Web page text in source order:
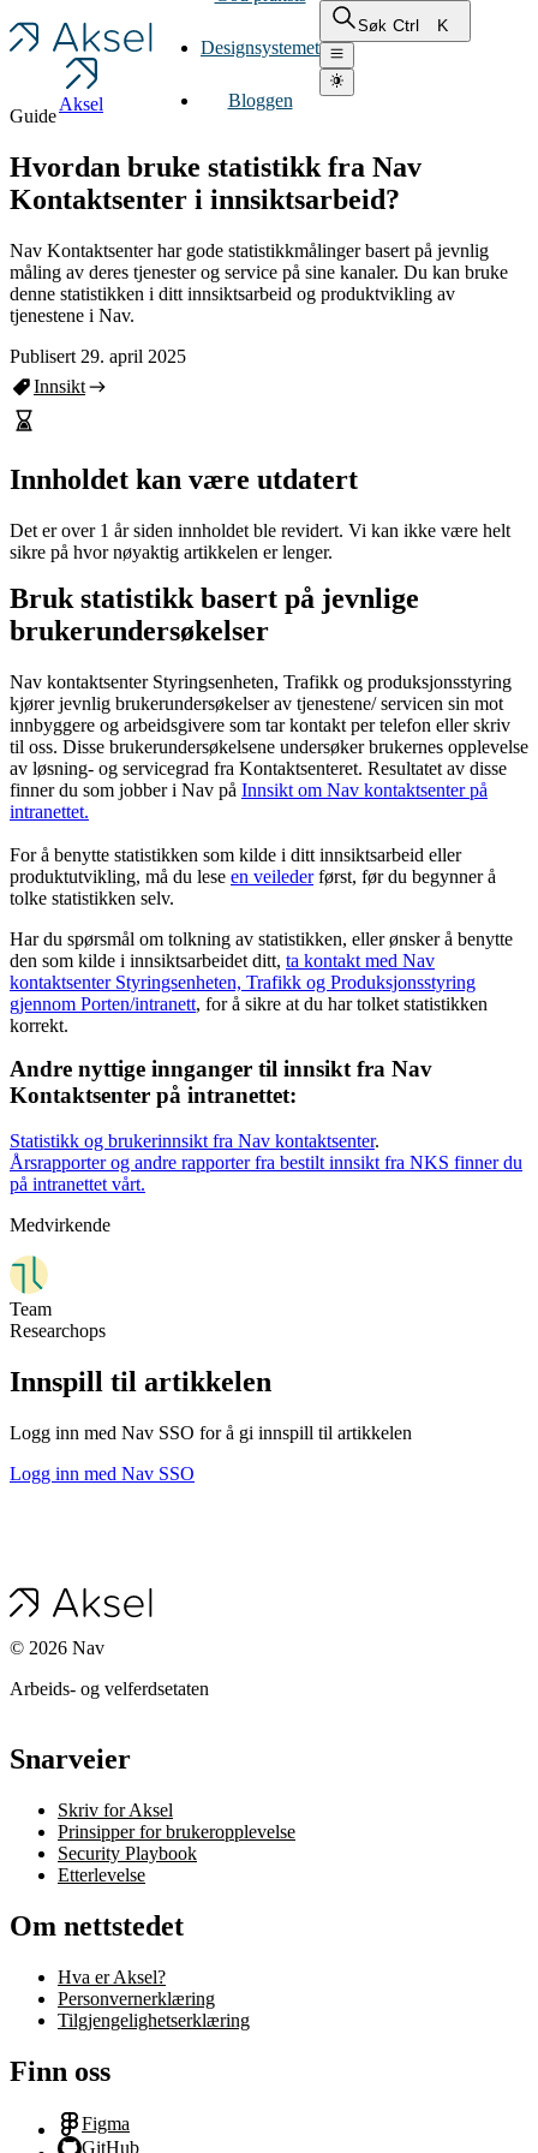
Aksel
Designsystemet
Bloggen
Søk Ctrl K
Guide
Hvordan bruke statistikk fra Nav
Kontaktsenter i innsiktsarbeid?
Nav Kontaktsenter har gode statistikkmålinger basert på jevnlig
måling av deres tjenester og service på sine kanaler. Du kan bruke
denne statistikken i ditt innsiktsarbeid og produktvikling av
tjenestene i Nav.
Publisert 29. april 2025
Innsikt
Innholdet kan være utdatert
Det er over 1 år siden innholdet ble revidert. Vi kan ikke være helt
sikre på hvor nøyaktig artikkelen er lenger.
Bruk statistikk basert på jevnlige
brukerundersøkelser
Nav kontaktsenter Styringsenheten, Trafikk og produksjonsstyring
kjører jevnlig brukerundersøkelser av tjenestene/ servicen sin mot
innbyggere og arbeidsgivere som tar kontakt per telefon eller skriv
til oss. Disse brukerundersøkelsene undersøker brukernes opplevelse
av løsning- og servicegrad fra Kontaktsenteret. Resultatet av disse
finner du som jobber i Nav på Innsikt om Nav kontaktsenter på
intranettet.
For å benytte statistikken som kilde i ditt innsiktsarbeid eller
produktutvikling, må du lese en veilederførst, før du begynner å
tolke statistikken selv.
Har du spørsmål om tolkning av statistikken, eller ønsker å benytte
den som kilde i innsiktsarbeidet ditt, ta kontakt med Nav
kontaktsenter Styringsenheten, Trafikk og Produksjonsstyring
gjennom Porten/intranett, for å sikre at du har tolket statistikken
korrekt.
Andre nyttige innganger til innsikt fra Nav
Kontaktsenter på intranettet:
Statistikk og brukerinnsikt fra Nav kontaktsenter.
Årsrapporter og andre rapporter fra bestilt innsikt fra NKS finner du
på intranettet vårt.
Medvirkende
Team
Researchops
Innspill til artikkelen
Logg inn med Nav SSO for å gi innspill til artikkelen
Logg inn med Nav SSO
© 2026 Nav
Arbeids- og velferdsetaten
Snarveier
Skriv for Aksel
Prinsipper for brukeropplevelse
Security Playbook
Etterlevelse
Om nettstedet
Hva er Aksel?
Personvernerklæring
Tilgjengelighetserklæring
Finn oss
Figma
GitHub